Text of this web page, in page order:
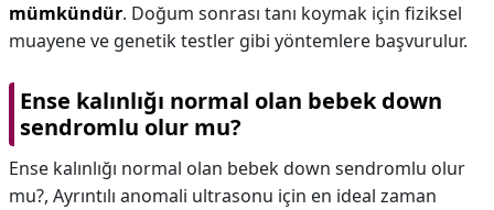
mümkündür. Doğum sonrası tanı koymak için fiziksel
muayene ve genetik testler gibi yöntemlere başvurulur.
Ense kalınlığı normal olan bebek down
sendromlu olur mu?
Ense kalınlığı normal olan bebek down sendromlu olur
mu?, Ayrıntılı anomali ultrasonu için en ideal zaman